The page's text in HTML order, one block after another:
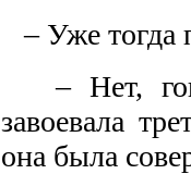
– Уже тогда
– Нет,
завоевала
она была